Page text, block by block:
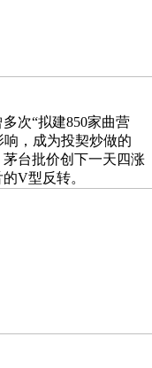
次“拟建850家曲营
响，成为投契炒做的
台批价创下一天四涨
V型反转。